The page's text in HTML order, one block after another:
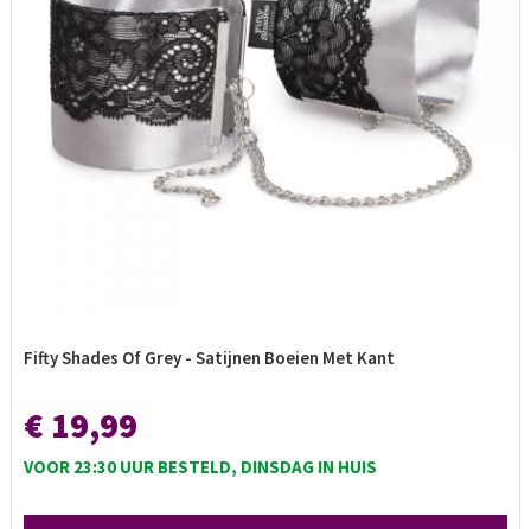
Fifty Shades Of Grey - Satijnen Boeien Met Kant
€ 19,99
VOOR 23:30 UUR BESTELD, DINSDAG IN HUIS